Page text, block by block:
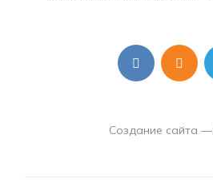
Создание сайта —